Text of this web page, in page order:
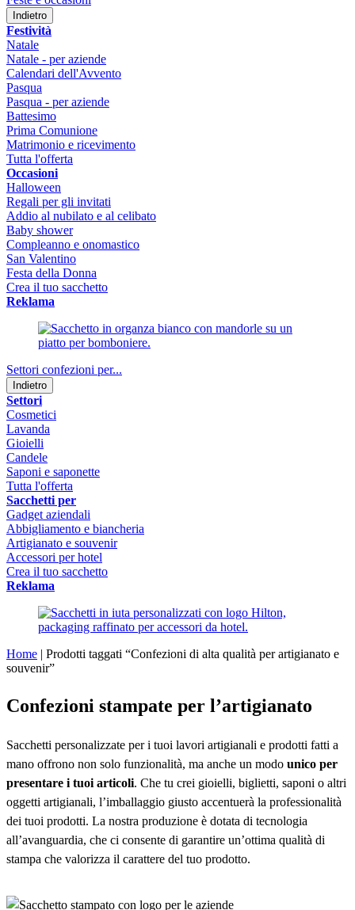
Indietro
Festività
Natale
Natale - per aziende
Calendari dell'Avvento
Pasqua
Pasqua - per aziende
Battesimo
Prima Comunione
Matrimonio e ricevimento
Tutta l'offerta
Occasioni
Halloween
Regali per gli invitati
Addio al nubilato e al celibato
Baby shower
Compleanno e onomastico
San Valentino
Festa della Donna
Crea il tuo sacchetto
Reklama
Settori confezioni per...
Indietro
Settori
Cosmetici
Lavanda
Gioielli
Candele
Saponi e saponette
Tutta l'offerta
Sacchetti per
Gadget aziendali
Abbigliamento e biancheria
Artigianato e souvenir
Accessori per hotel
Crea il tuo sacchetto
Reklama
Home | Prodotti taggati “Confezioni di alta qualità per artigianato e
souvenir”
Confezioni stampate per l’artigianato
Sacchetti personalizzate per i tuoi lavori artigianali e prodotti fatti a
mano offrono non solo funzionalità, ma anche un modo unico per
presentare i tuoi articoli. Che tu crei gioielli, biglietti, saponi o altri
oggetti artigianali, l’imballaggio giusto accentuerà la professionalità
dei tuoi prodotti. La nostra produzione è dotata di tecnologia
all’avanguardia, che ci consente di garantire un’ottima qualità di
stampa che valorizza il carattere del tuo prodotto.